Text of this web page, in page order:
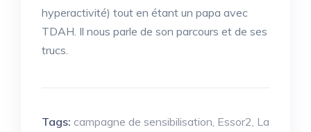
hyperactivité) tout en étant un papa avec
TDAH. Il nous parle de son parcours et de ses
trucs.
Tags: campagne de sensibilisation Essor2 La